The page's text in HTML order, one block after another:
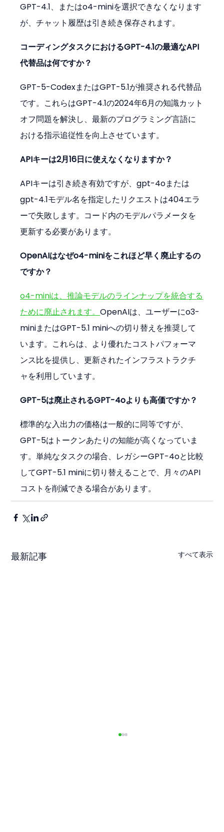
GPT-4.1、またはo4-miniを選択できなくなります
が、チャット履歴は引き続き保存されます。
コーディングタスクにおけるGPT-4.1の最適なAPI
代替品は何ですか？
GPT-5-CodexまたはGPT-5.1が推奨される代替品
です。これらはGPT-4.1の2024年6月の知識カット
オフ問題を解決し、最新のプログラミング言語に
おける指示追従性を向上させています。
APIキーは2月16日に使えなくなりますか？
APIキーは引き続き有効ですが、gpt-4oまたは
gpt-4.1モデル名を指定したリクエストは404エラ
ーで失敗します。コード内のモデルパラメータを
更新する必要があります。
OpenAIはなぜo4-miniをこれほど早く廃止するの
ですか？
o4-miniは、推論モデルのラインナップを統合する
ために廃止されます。OpenAIは、ユーザーにo3-
miniまたはGPT-5.1 miniへの切り替えを推奨して
います。これらは、より優れたコストパフォーマ
ンス比を提供し、更新されたインフラストラクチ
ャを利用しています。
GPT-5は廃止されるGPT-4oよりも高価ですか？
標準的な入出力の価格は一般的に同等ですが、
GPT-5はトークンあたりの知能が高くなっていま
す。単純なタスクの場合、レガシーGPT-4oと比較
してGPT-5.1 miniに切り替えることで、月々のAPI
コストを削減できる場合があります。
最新記事 すべて表示